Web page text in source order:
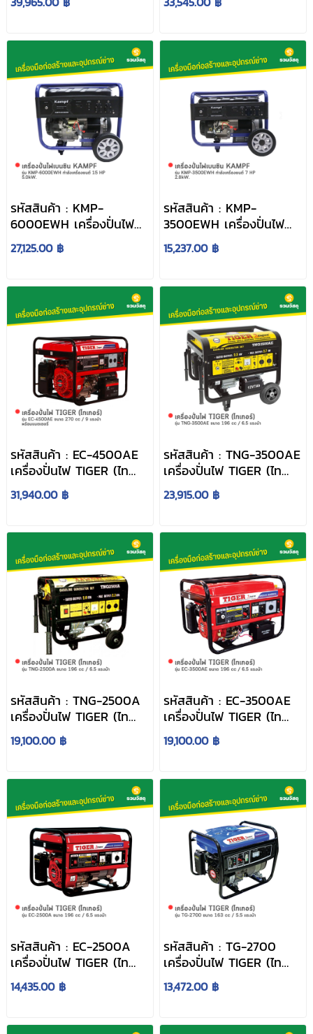
KMP-8000EWH/ATS
7.2kW.
7000EWH กำลัง
รหัสสินค้า : KMP-
6000EWH เครื่องปั่นไฟ
เบนซิน KAMPF รุ่น KMP-
6000EWH กำลัง
27,125.00 ฿
รหัสสินค้า : KMP-
3500EWH เครื่องปั่นไฟ
เบนซิน KAMPF รุ่น KMP-
3500EWH กำลัง
15,237.00 ฿
รหัสสินค้า : EC-4500AE
เครื่องปั่นไฟ TIGER (ไท
เกอร์) รุ่น EC-4500AE
ขนาด 270 cc / 9 แรงม้า
31,940.00 ฿
รหัสสินค้า : TNG-3500AE
เครื่องปั่นไฟ TIGER (ไท
เกอร์) รุ่น TNG-3500AE
ขนาด 196 cc / 6.5 แรงม้า
23,915.00 ฿
รหัสสินค้า : TNG-2500A
เครื่องปั่นไฟ TIGER (ไท
เกอร์) รุ่น TNG-2500A
ขนาด 196 cc / 6.5 แรงม้า
19,100.00 ฿
รหัสสินค้า : EC-3500AE
เครื่องปั่นไฟ TIGER (ไท
เกอร์) รุ่น EC-3500AE
ขนาด 196 cc / 6.5 แรงม้า
19,100.00 ฿
รหัสสินค้า : EC-2500A
เครื่องปั่นไฟ TIGER (ไท
เกอร์) รุ่น EC-2500A
ขนาด 196 cc / 6.5 แรงม้า
14,435.00 ฿
รหัสสินค้า : TG-2700
เครื่องปั่นไฟ TIGER (ไท
เกอร์) รุ่น TG-2700 ขนาด
163 cc / 5.5 แรงม้า
13,472.00 ฿